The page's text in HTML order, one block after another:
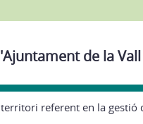
de la
referent en la gestió